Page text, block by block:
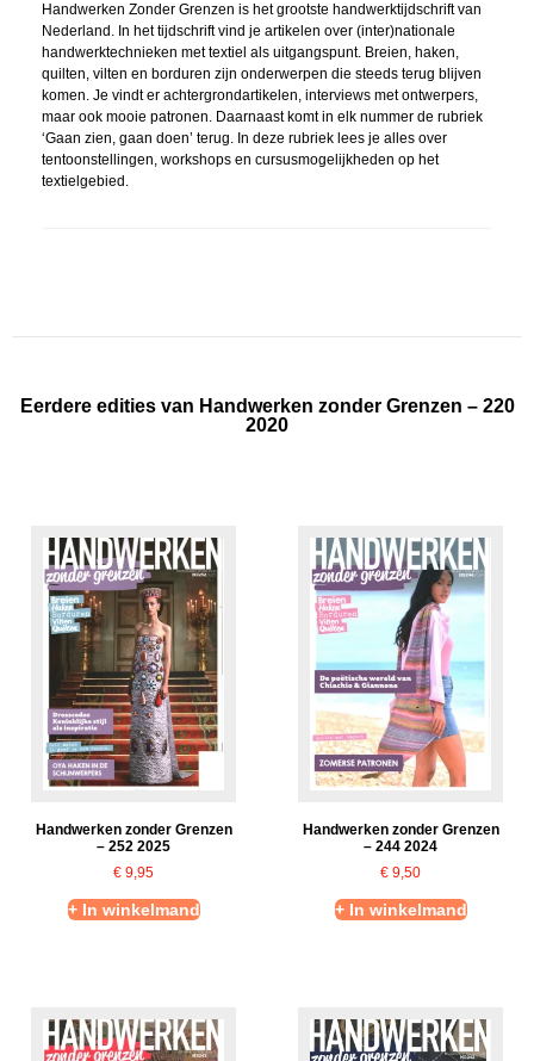
Handwerken Zonder Grenzen is het grootste handwerktijdschrift van
Nederland. In het tijdschrift vind je artikelen over (inter)nationale
handwerktechnieken met textiel als uitgangspunt. Breien, haken,
quilten, vilten en borduren zijn onderwerpen die steeds terug blijven
komen. Je vindt er achtergrondartikelen, interviews met ontwerpers,
maar ook mooie patronen. Daarnaast komt in elk nummer de rubriek
‘Gaan zien, gaan doen’ terug. In deze rubriek lees je alles over
tentoonstellingen, workshops en cursusmogelijkheden op het
textielgebied.
Eerdere edities van Handwerken zonder Grenzen – 220
2020
Handwerken zonder Grenzen
– 252 2025
€ 9,95
+ In winkelmand
Handwerken zonder Grenzen
– 244 2024
€ 9,50
+ In winkelmand